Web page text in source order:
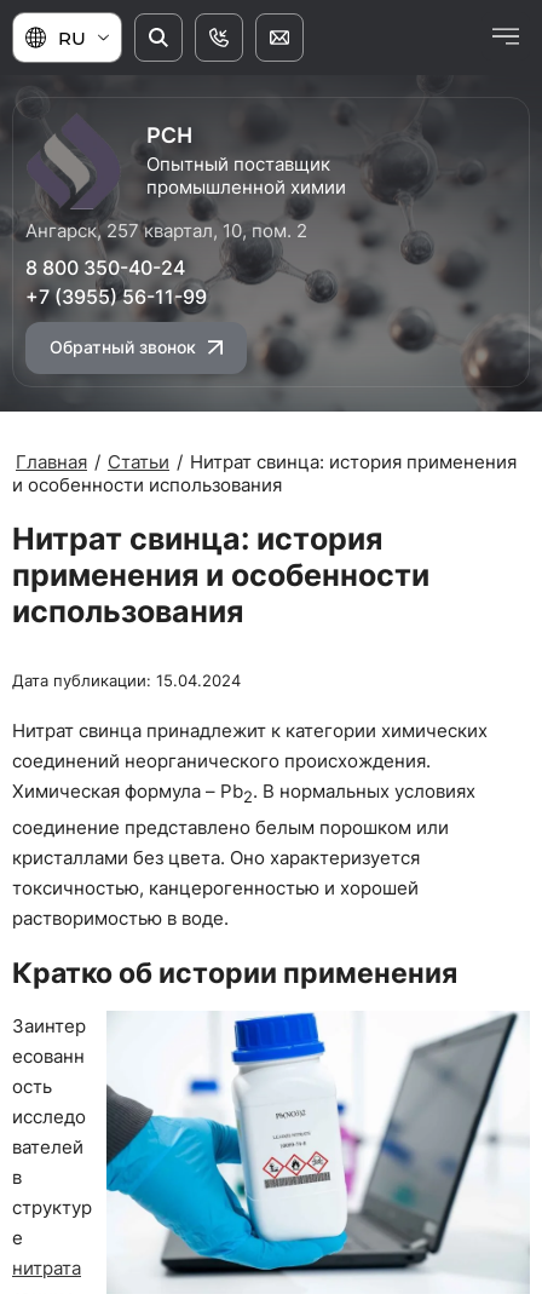
RU
РСН
Опытный поставщик
промышленной химии
Ангарск, 257 квартал, 10, пом. 2
8 800 350-40-24
+7 (3955) 56-11-99
Обратный звонок
Главная / Статьи / Нитрат свинца: история применения
и особенности использования
Нитрат свинца: история
применения и особенности
использования
Дата публикации: 15.04.2024
Нитрат свинца принадлежит к категории химических
соединений неорганического происхождения.
Химическая формула – Pb2. В нормальных условиях
соединение представлено белым порошком или
кристаллами без цвета. Оно характеризуется
токсичностью, канцерогенностью и хорошей
растворимостью в воде.
Кратко об истории применения
Заинтер
есованн
ость
исследо
вателей
в
структур
е
нитрата